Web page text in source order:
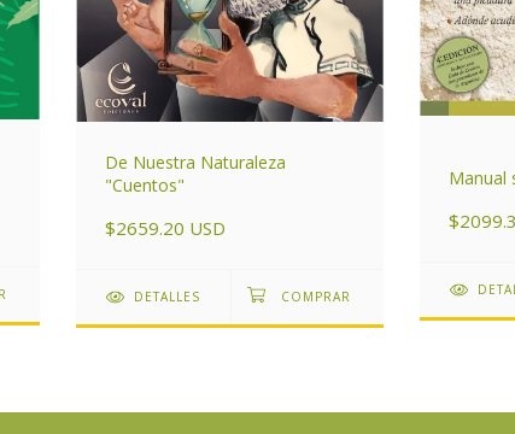
De Nuestra Naturaleza
"Cuentos"
$2659.20 USD
DETALLES
Manual